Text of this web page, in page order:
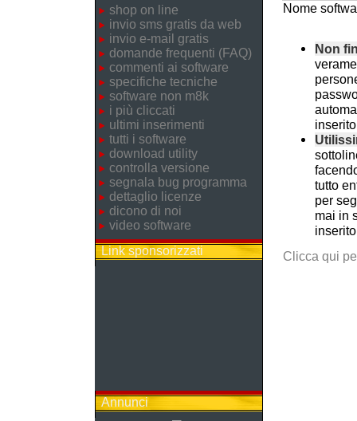
shop on line
invio sms gratis da web
invio e-mail gratis
domande frequenti (FAQ)
commenti ai software
specifiche tecniche
software non m8k
i più cliccati
ultimi inserimenti
tutti i software
download utility
controlla versione
segnala bug programma
dettaglio licenze
dicono di noi
video software
Link sponsorizzati
Annunci
Nome
Non
tutto
per
mai in
Clicca qui